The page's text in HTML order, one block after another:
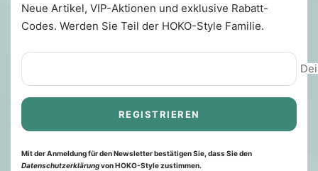
Neue Artikel, VIP-Aktionen und exklusive Rabatt-
Codes. Werden Sie Teil der HOKO-Style Familie.
REGISTRIEREN
Mit der Anmeldung für den Newsletter bestätigen Sie, dass Sie den
Datenschutzerklärungvon HOKO-Style zustimmen.